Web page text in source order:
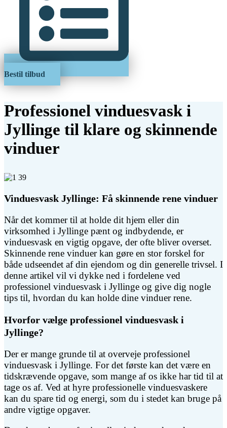
Bestil tilbud
Professionel vinduesvask i
Jyllinge til klare og skinnende
vinduer
Vinduesvask Jyllinge: Få skinnende rene vinduer
Når det kommer til at holde dit hjem eller din
virksomhed i Jyllinge pænt og indbydende, er
vinduesvask en vigtig opgave, der ofte bliver overset.
Skinnende rene vinduer kan gøre en stor forskel for
både udseendet af din ejendom og din generelle trivsel. I
denne artikel vil vi dykke ned i fordelene ved
professionel vinduesvask i Jyllinge og give dig nogle
tips til, hvordan du kan holde dine vinduer rene.
Hvorfor vælge professionel vinduesvask i
Jyllinge?
Der er mange grunde til at overveje professionel
vinduesvask i Jyllinge. For det første kan det være en
tidskrævende opgave, som mange af os ikke har tid til at
tage os af. Ved at hyre professionelle vinduesvaskere
kan du spare tid og energi, som du i stedet kan bruge på
andre vigtige opgaver.